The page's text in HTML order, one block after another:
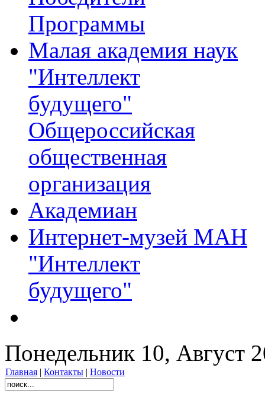
Программы
Малая академия наук
"Интеллект
будущего"
Общероссийская
общественная
организация
Академиан
Интернет-музей МАН
"Интеллект
будущего"
Понедельник 10, Август
Главная | Контакты | Новости